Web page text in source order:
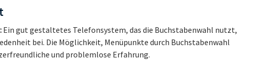
Ein gut gestaltetes Telefonsystem, das die Buchstabenwahl nutzt,
bei. Die Möglichkeit, Menüpunkte durch Buchstabenwahl
und problemlose Erfahrung.